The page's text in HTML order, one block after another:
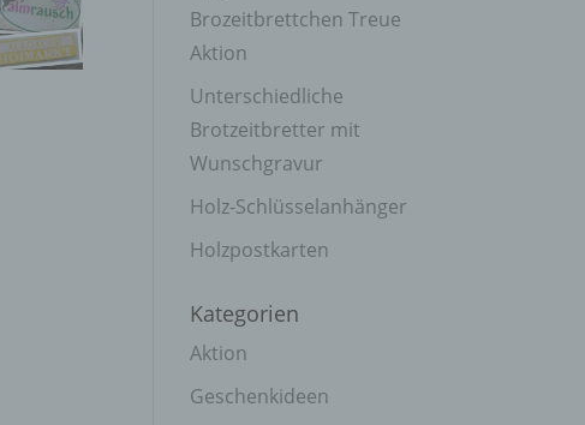
Brozeitbrettchen Treue
Aktion
Unterschiedliche
Brotzeitbretter mit
Wunschgravur
Holz-Schlüsselanhänger
Holzpostkarten
Kategorien
Aktion
Geschenkideen